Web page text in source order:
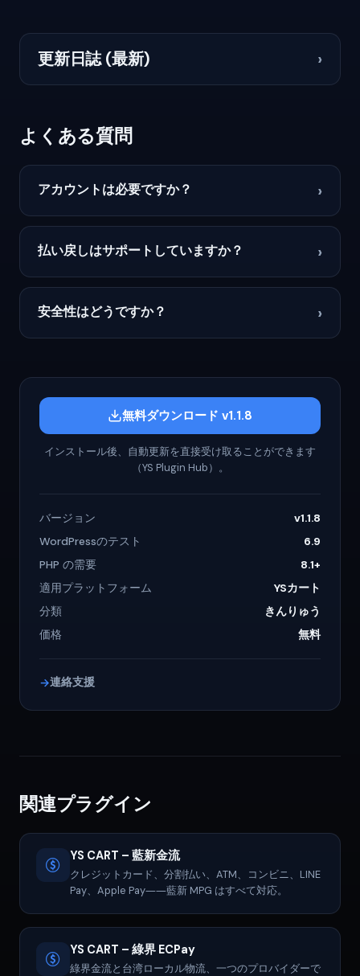
更新日誌 (最新) ›
よくある質問
アカウントは必要ですか？ ›
払い戻しはサポートしていますか？ ›
安全性はどうですか？ ›
無料ダウンロード v1.1.8
インストール後、自動更新を直接受け取ることができます
（YS Plugin Hub）。
バージョン
v1.1.8
WordPressのテスト
6.9
PHP の需要
8.1+
適用プラットフォーム
YSカート
分類
きんりゅう
価格
無料
連絡支援
関連プラグイン
YS CART – 藍新金流
クレジットカード、分割払い、ATM、コンビニ、LINE
Pay、Apple Pay――藍新 MPG はすべて対応。
YS CART – 綠界 ECPay
綠界金流と台湾ローカル物流、一つのプロバイダーで